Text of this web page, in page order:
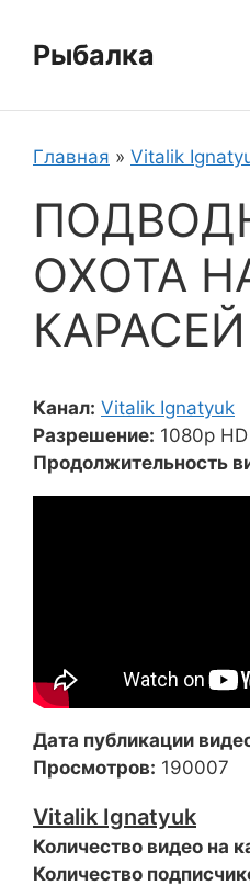
содержимому
Рыбалка
Главная » Vitalik
ОХОТА
КАРАСЕЙ
Канал: Vitalik Ignatyuk
Разрешение: 1080p HD
Продолжительность
Дата публикации
Просмотров: 190007
Vitalik Ignatyuk
Количество видео на
Количество